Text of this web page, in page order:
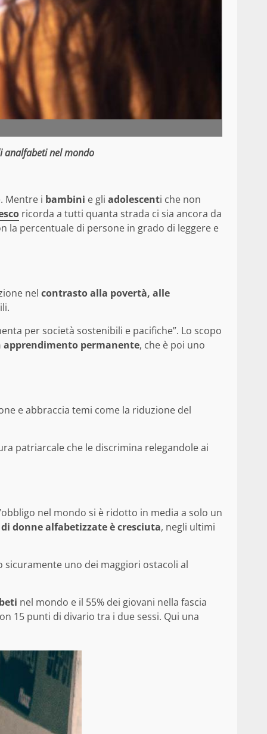
analfabeti nel mondo
Mentre i bambini e gli adolescenti che non
ricorda a tutti quanta strada ci sia ancora da
la percentuale di persone in grado di leggere e
nel contrasto alla povertà, alle
per società sostenibili e pacifiche”. Lo scopo
apprendimento permanente, che è poi uno
e abbraccia temi come la riduzione del
patriarcale che le discrimina relegandole ai
nel mondo si è ridotto in media a solo un
donne alfabetizzate è cresciuta, negli ultimi
uno dei maggiori ostacoli al
nel mondo e il 55% dei giovani nella fascia
15 punti di divario tra i due sessi. Qui una